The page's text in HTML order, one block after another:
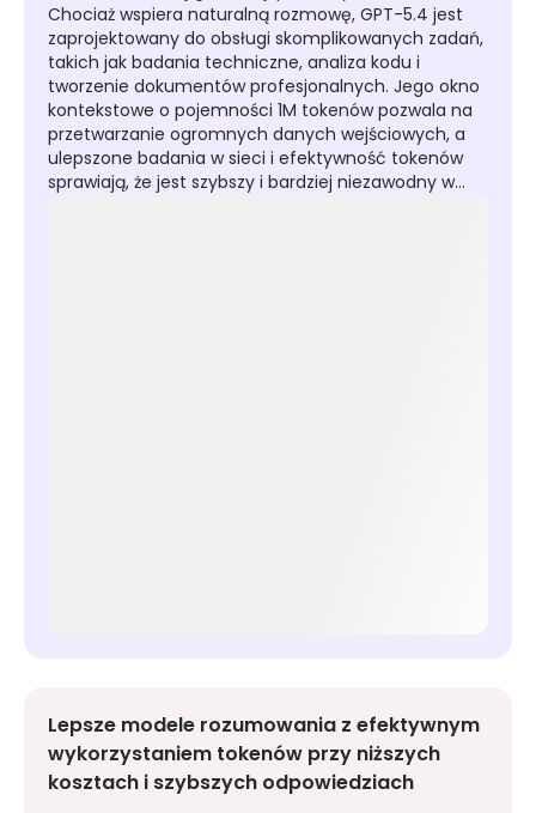
Chociaż wspiera naturalną rozmowę, GPT-5.4 jest
zaprojektowany do obsługi skomplikowanych zadań,
takich jak badania techniczne, analiza kodu i
tworzenie dokumentów profesjonalnych. Jego okno
kontekstowe o pojemności 1M tokenów pozwala na
przetwarzanie ogromnych danych wejściowych, a
ulepszone badania w sieci i efektywność tokenów
sprawiają, że jest szybszy i bardziej niezawodny w
Lepsze modele rozumowania z efektywnym
wykorzystaniem tokenów przy niższych
kosztach i szybszych odpowiedziach